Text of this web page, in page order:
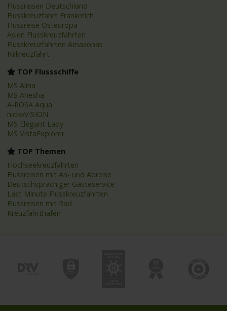
Flussreisen Deutschland
Flusskreuzfahrt Frankreich
Flussreise Osteuropa
Asien Flusskreuzfahrten
Flusskreuzfahrten Amazonas
Nilkreuzfahrt
TOP Flussschiffe
MS Alina
MS Anesha
A-ROSA Aqua
nickoVISION
MS Elegant Lady
MS VistaExplorer
TOP Themen
Hochseekreuzfahrten
Flussreisen mit An- und Abreise
Deutschsprachiger Gästeservice
Last Minute Flusskreuzfahrten
Flussreisen mit Rad
Kreuzfahrthäfen